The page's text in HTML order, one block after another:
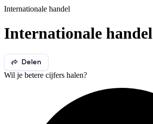
Internationale handel
Internationale handel
Delen
Wil je betere cijfers halen?